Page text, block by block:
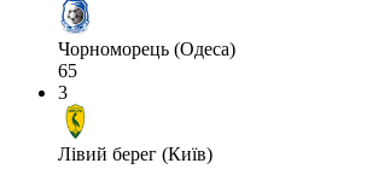
Чорноморець (Одеса)
65
3
Лівий берег (Київ)